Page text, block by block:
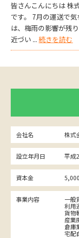
皆さんこんにちは 株
です。 7月の運送で
は、梅雨の影響が残
近づい ...続きを読む
会社名 株式
設立年月日 平成
資本金
事業内容
一般
利用
貨物
産業
倉庫
宅配